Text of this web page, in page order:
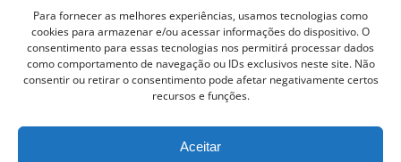
Para fornecer as melhores experiências, usamos tecnologias como
cookies para armazenar e/ou acessar informações do dispositivo. O
consentimento para essas tecnologias nos permitirá processar dados
como comportamento de navegação ou IDs exclusivos neste site. Não
consentir ou retirar o consentimento pode afetar negativamente certos
recursos e funções.
Aceitar